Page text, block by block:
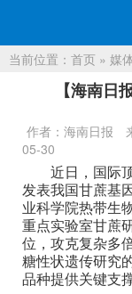
当前位置： 首页 » 媒
【海南日
作者：海南日报
05-30
近日，国际
发表我国甘蔗基
业科学院热带生
重点实验室甘蔗
位，攻克复杂多
糖性状遗传研究
品种提供关键支撑